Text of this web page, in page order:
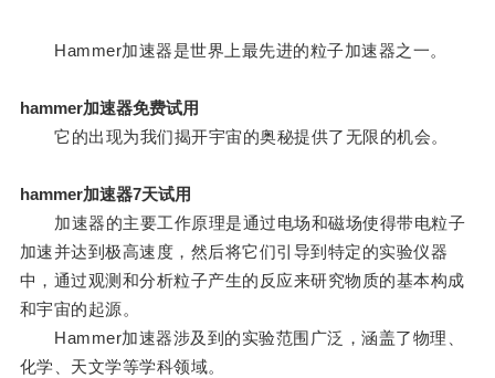
Hammer加速器是世界上最先进的粒子加速器之一。
hammer加速器免费试用
它的出现为我们揭开宇宙的奥秘提供了无限的机会。
hammer加速器7天试用
加速器的主要工作原理是通过电场和磁场使得带电粒子
加速并达到极高速度，然后将它们引导到特定的实验仪器
中，通过观测和分析粒子产生的反应来研究物质的基本构成
和宇宙的起源。
Hammer加速器涉及到的实验范围广泛，涵盖了物理、
化学、天文学等学科领域。